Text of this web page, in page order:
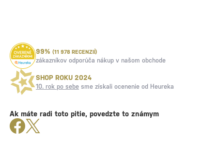
99% (11 978 RECENZIÍ)
zákazníkov odporúča nákup v našom obchode
SHOP ROKU 2024
10. rok po sebe sme získali ocenenie od Heureka
Ak máte radi toto pitie, povedzte to známym